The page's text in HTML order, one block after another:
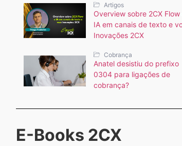
Artigos
Overview sobre 2CX Flow
IA em canais de texto e
Inovações 2CX
Cobrança
Anatel desistiu do prefixo
0304 para ligações de
cobrança?
E-Books 2CX